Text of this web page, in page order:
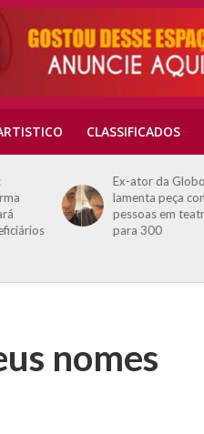
CLASSIFICADOS
Ex-ator da Globo
lamenta peça com 4
pessoas em teatro
para 300
nomes